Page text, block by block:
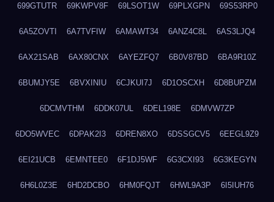
699GTUTR 69KWPV8F 69LSOT1W 69PLXGPN 69S53RP0
6A5ZOVTI 6A7TVFIW 6AMAWT34 6ANZ4C8L 6AS3LJQ4
6AX21SAB 6AX80CNX 6AYEZFQ7 6B0V87BD 6BA9R10Z
6BUMJY5E 6BVXINIU 6CJKUI7J 6D1OSCXH 6D8BUPZM
6DCMVTHM 6DDK07UL 6DEL198E 6DMVW7ZP
6DO5WVEC 6DPAK2I3 6DREN8XO 6DSSGCV5 6EEGL9Z9
6EI21UCB 6EMNTEE0 6F1DJ5WF 6G3CXI93 6G3KEGYN
6H6L0Z3E 6HD2DCBO 6HM0FQJT 6HWL9A3P 6I5IUH76